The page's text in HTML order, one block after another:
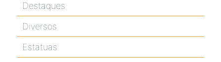
Destaques
Diversos
Estatuas